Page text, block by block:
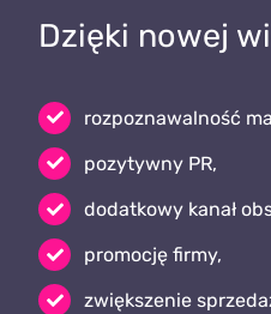
Dzięki nowej
rozpoznawalność
pozytywny PR,
dodatkowy kanał
promocję firmy,
zwiększenie